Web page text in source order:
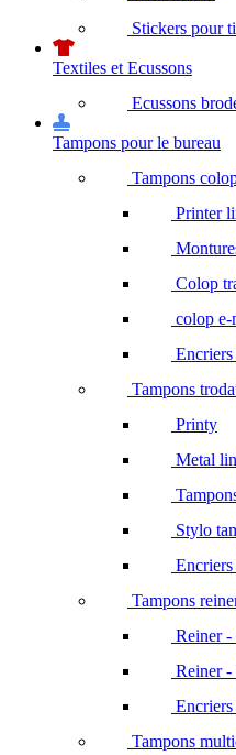
Stickers pour
Textiles et Ecussons
Ecussons
Tampons pour le bureau
Tampons
Printer
Colop
colop e-
Tampons
Printy
Metal
Stylo
Tampons
Reiner -
Reiner -
Tampons